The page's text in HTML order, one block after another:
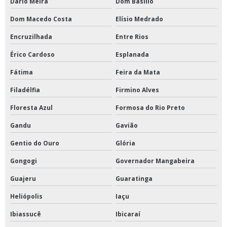
Orçamento instalação ar condicionado
Orçamento para manutenção ar condicionado
Orçamento pmoc climatização
Plano de manutenção preventiva ar condicionado split
Plano de manutenção preventiva e corretiva ar condicionado
Pmoc ar condicionado preço
Pmoc ar condicionado valor
Pmoc climatização preço
Pmoc climatização valor
Pmoc de ar condicionado
Dom Macedo Costa Elísio Medrado
Encruzilhada Entre Rios
Érico Cardoso Esplanada
Fátima Feira da Mata
Filadélfia Firmino Alves
Floresta Azul Formosa do Rio Preto
Gandu Gavião
Gentio do Ouro Glória
Gongogi Governador Mangabeira
Guajeru Guaratinga
Heliópolis Iaçu
Ibiassucê Ibicaraí